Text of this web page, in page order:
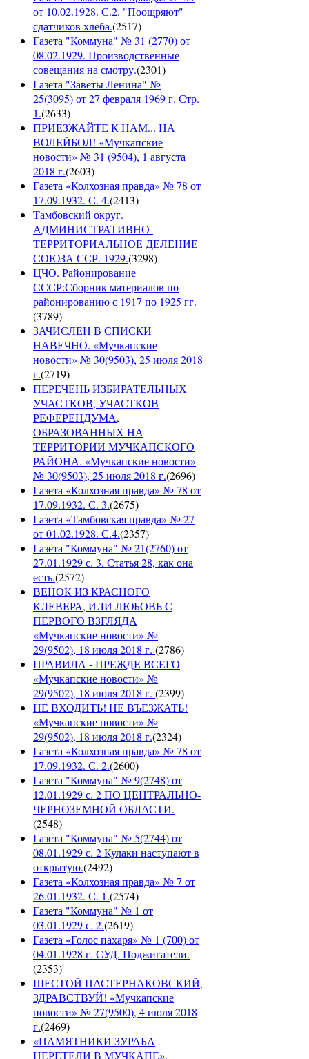
от 10.02.1928. С.2. "Поощряют"
сдатчиков хлеба.(2517)
Газета "Коммуна" № 31 (2770) от
08.02.1929. Производственные
совещания на смотру.(2301)
Газета "Заветы Ленина" №
25(3095) от 27 февраля 1969 г. Стр.
1.(2633)
ПРИЕЗЖАЙТЕ К НАМ... НА
ВОЛЕЙБОЛ! «Мучкапские
новости» № 31 (9504), 1 августа
2018 г.(2603)
Газета «Колхозная правда» № 78 от
17.09.1932. С. 4.(2413)
Тамбовский округ.
АДМИНИСТРАТИВНО-
ТЕРРИТОРИАЛЬНОЕ ДЕЛЕНИЕ
СОЮЗА ССР. 1929.(3298)
ЦЧО. Районирование
СССР:Сборник материалов по
районированию с 1917 по 1925 гг.
(3789)
ЗАЧИСЛЕН В СПИСКИ
НАВЕЧНО. «Мучкапские
новости» № 30(9503), 25 июля 2018
г.(2719)
ПЕРЕЧЕНЬ ИЗБИРАТЕЛЬНЫХ
УЧАСТКОВ, УЧАСТКОВ
РЕФЕРЕНДУМА,
ОБРАЗОВАННЫХ НА
ТЕРРИТОРИИ МУЧКАПСКОГО
РАЙОНА. «Мучкапские новости»
№ 30(9503), 25 июля 2018 г.(2696)
Газета «Колхозная правда» № 78 от
17.09.1932. С. 3.(2675)
Газета «Тамбовская правда» № 27
от 01.02.1928. С.4.(2357)
Газета "Коммуна" № 21(2760) от
27.01.1929 с. 3. Статья 28, как она
есть.(2572)
ВЕНОК ИЗ КРАСНОГО
КЛЕВЕРА, ИЛИ ЛЮБОВЬ С
ПЕРВОГО ВЗГЛЯДА
«Мучкапские новости» №
29(9502), 18 июля 2018 г. (2786)
ПРАВИЛА - ПРЕЖДЕ ВСЕГО
«Мучкапские новости» №
29(9502), 18 июля 2018 г. (2399)
НЕ ВХОДИТЬ! НЕ ВЪЕЗЖАТЬ!
«Мучкапские новости» №
29(9502), 18 июля 2018 г.(2324)
Газета «Колхозная правда» № 78 от
17.09.1932. С. 2.(2600)
Газета "Коммуна" № 9(2748) от
12.01.1929 с. 2 ПО ЦЕНТРАЛЬНО-
ЧЕРНОЗЕМНОЙ ОБЛАСТИ.
(2548)
Газета "Коммуна" № 5(2744) от
08.01.1929 с. 2 Кулаки наступают в
открытую.(2492)
Газета «Колхозная правда» № 7 от
26.01.1932. С. 1.(2574)
Газета "Коммуна" № 1 от
03.01.1929 с. 2.(2619)
Газета «Голос пахаря» № 1 (700) от
04.01.1928 г. СУД. Поджигатели.
(2353)
ШЕСТОЙ ПАСТЕРНАКОВСКИЙ,
ЗДРАВСТВУЙ! «Мучкапские
новости» № 27(9500), 4 июля 2018
г.(2469)
«ПАМЯТНИКИ ЗУРАБА
ЦЕРЕТЕЛИ В МУЧКАПЕ».